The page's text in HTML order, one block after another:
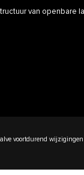
van openbare
voortdurend